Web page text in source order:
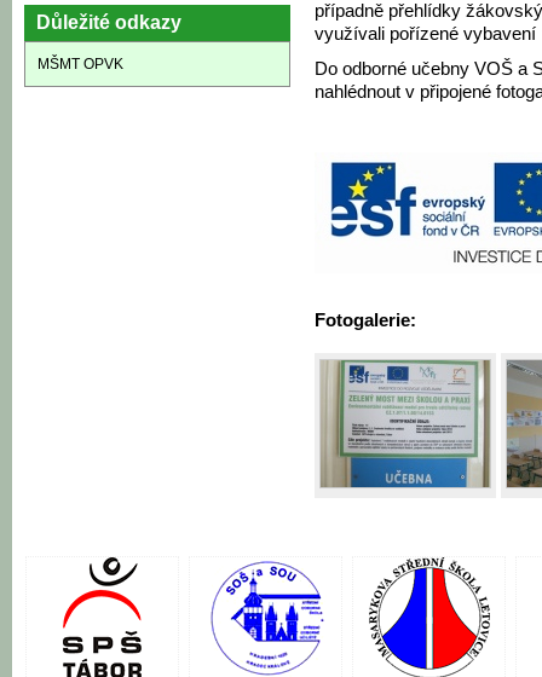
Důležité odkazy
MŠMT OPVK
případně přehlídky
využívali pořízené vybavení
Do odborné učebny VOŠ a
nahlédnout v připojené
Fotogalerie: